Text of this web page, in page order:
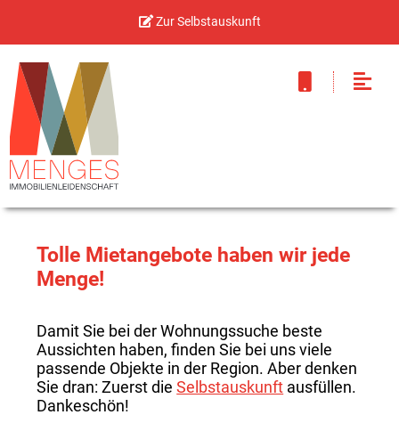
Zur Selbstauskunft
Tolle Mietangebote haben wir jede
Menge!
Damit Sie bei der Wohnungssuche beste
Aussichten haben, finden Sie bei uns viele
passende Objekte in der Region. Aber denken
Sie dran: Zuerst dieSelbstauskunft ausfüllen.
Dankeschön!